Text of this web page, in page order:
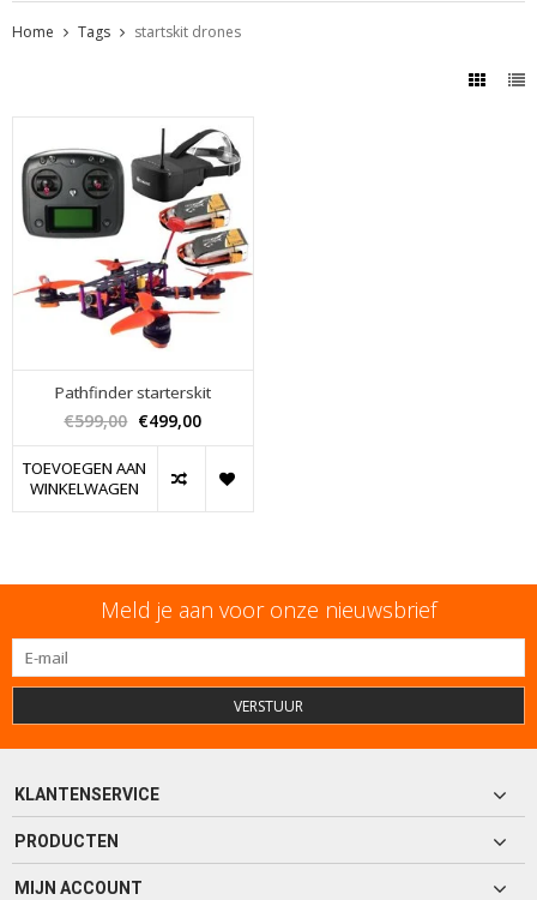
Home Tags startskit drones
Pathfinder starterskit
€599,00 €499,00
TOEVOEGEN AAN
WINKELWAGEN
Meld je aan voor onze nieuwsbrief
VERSTUUR
KLANTENSERVICE
PRODUCTEN
MIJN ACCOUNT